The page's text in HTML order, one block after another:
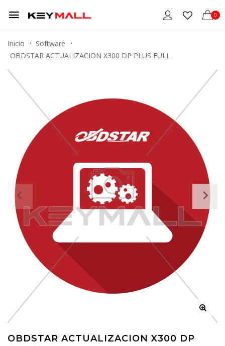
0
Inicio
Software
OBDSTAR ACTUALIZACION X300 DP PLUS FULL
OBDSTAR ACTUALIZACION X300 DP